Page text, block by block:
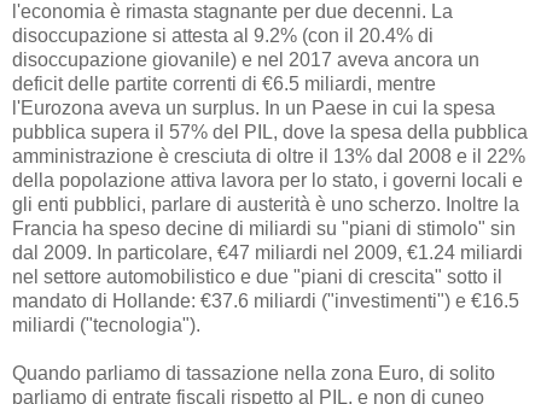
l'economia è rimasta stagnante per due decenni. La
disoccupazione si attesta al 9.2% (con il 20.4% di
disoccupazione giovanile) e nel 2017 aveva ancora un
deficit delle partite correnti di €6.5 miliardi, mentre
l'Eurozona aveva un surplus. In un Paese in cui la spesa
pubblica supera il 57% del PIL, dove la spesa della pubblica
amministrazione è cresciuta di oltre il 13% dal 2008 e il 22%
della popolazione attiva lavora per lo stato, i governi locali e
gli enti pubblici, parlare di austerità è uno scherzo. Inoltre la
Francia ha speso decine di miliardi su "piani di stimolo" sin
dal 2009. In particolare, €47 miliardi nel 2009, €1.24 miliardi
nel settore automobilistico e due "piani di crescita" sotto il
mandato di Hollande: €37.6 miliardi ("investimenti") e €16.5
miliardi ("tecnologia").
Quando parliamo di tassazione nella zona Euro, di solito
parliamo di entrate fiscali rispetto al PIL, e non di cuneo